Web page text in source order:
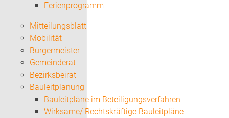
Ferienprogramm
Mitteilungsblatt
Mobilität
Bürgermeister
Gemeinderat
Bezirksbeirat
Bauleitplanung
Bauleitpläne im Beteiligungsverfahren
Wirksame/ Rechtskräftige Bauleitpläne